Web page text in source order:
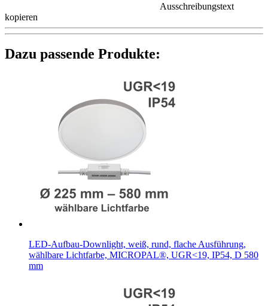
Ausschreibungstext
kopieren
Dazu passende Produkte:
LED-Aufbau-Downlight, weiß, rund, flache Ausführung,
wählbare Lichtfarbe, MICROPAL®, UGR<19, IP54, D 580
mm